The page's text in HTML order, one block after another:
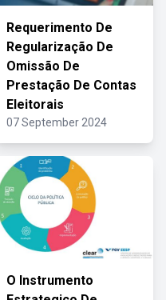
Requerimento De
Regularização De
Omissão De
Prestação De Contas
Eleitorais
07 September 2024
O Instrumento